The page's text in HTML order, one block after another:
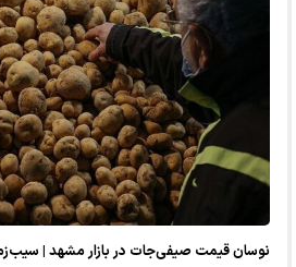
نوسان قیمت صیفی‌جات در بازار مشهد |